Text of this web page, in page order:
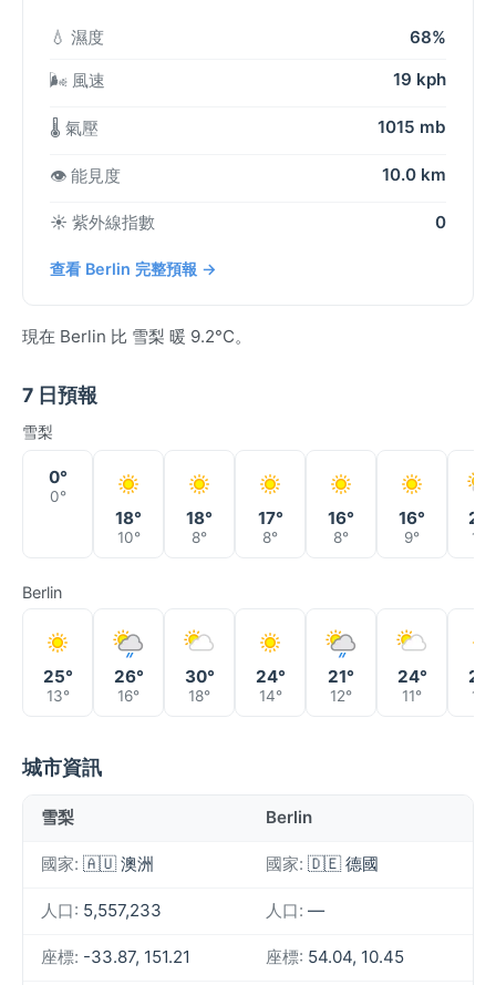
💧 濕度 68%
🌬️ 風速 19 kph
🌡️ 氣壓 1015 mb
👁️ 能見度 10.0 km
☀️ 紫外線指數 0
查看 Berlin 完整預報 →
現在 Berlin 比 雪梨 暖 9.2°C。
7 日預報
雪梨
0°
0°
18°
10°
18°
8°
17°
8°
16°
8°
16°
9° 10°
Berlin
25°
13°
26°
16°
30°
18°
24°
14°
21°
12°
24°
11°
27°
14°
城市資訊
雪梨 Berlin
國家: 🇦🇺 澳洲 國家: 🇩🇪 德國
人口: 5,557,233 人口: —
座標: -33.87, 151.21 座標: 54.04, 10.45